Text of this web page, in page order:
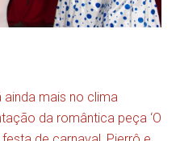
ainda mais no clima
da romântica peça ‘O